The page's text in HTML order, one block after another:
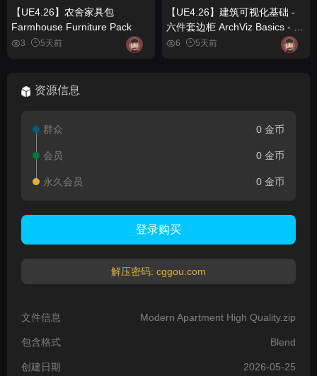
【UE4.26】农舍家具包
Farmhouse Furniture Pack
3 5天前
【UE4.26】建筑可视化基础 -
六件套边柜 ArchViz Basics - 6
Pack Sideboards
6 5天前
资源信息
群众 0 金币
会员 0 金币
永久会员 0 金币
登录购买
解压密码: cggou.com
文件信息 Modern Apartment High Quality.zip
包含格式 Blend
创建日期 2026-05-25